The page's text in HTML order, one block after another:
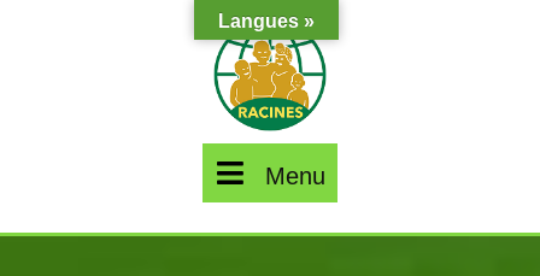
Menu
Langues »